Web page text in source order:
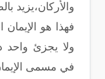
والأركان،يزيد
فهذا هو
ولا يجزئ واحد
في مسمى